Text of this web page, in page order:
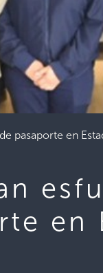
pasaporte en
en